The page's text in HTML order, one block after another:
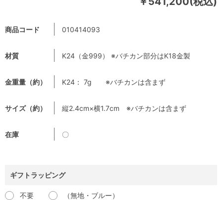
商品コード 010414093
材質 K24（金999） ※バチカン部分はK18金製
金重量（約） K24： 7g ※バチカンは含まず
サイズ（約） 縦2.4cm×横1.7cm ※バチカンは含まず
在庫 〇
ギフトラッピング
不要
（無地・ブルー）